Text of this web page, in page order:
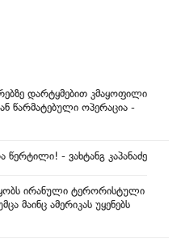
დარტყმებით კმაყოფილი
წარმატებული ოპერაცია -
- ვახტანგ კაპანაძე
ირანული ტერორისტული
მაინც ამერიკას უყენებს